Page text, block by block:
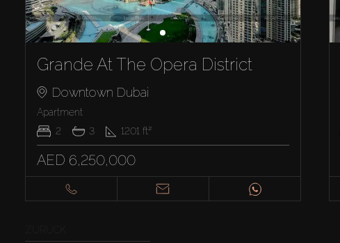
Grande At The Opera District
Downtown Dubai
Apartment
2
3 1201 ft²
AED 6,250,000